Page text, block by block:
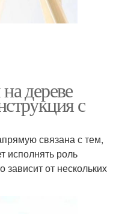
дереве
с
связана с тем,
исполнять роль
от нескольких